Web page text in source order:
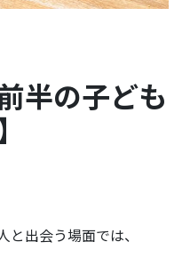
半の子ども
出会う場面では、